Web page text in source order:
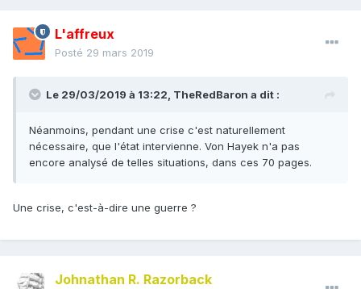
L'affreux
Posté 29 mars 2019
Le 29/03/2019 à 13:22, TheRedBaron a dit :
Néanmoins, pendant une crise c'est naturellement
nécessaire, que l'état intervienne. Von Hayek n'a pas
encore analysé de telles situations, dans ces 70 pages.
Une crise, c'est-à-dire une guerre ?
Johnathan R. Razorback